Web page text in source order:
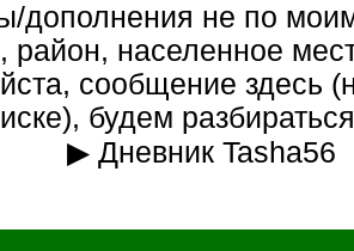
район, населенное
сообщение здесь
будем
▶ Дневник Tasha56